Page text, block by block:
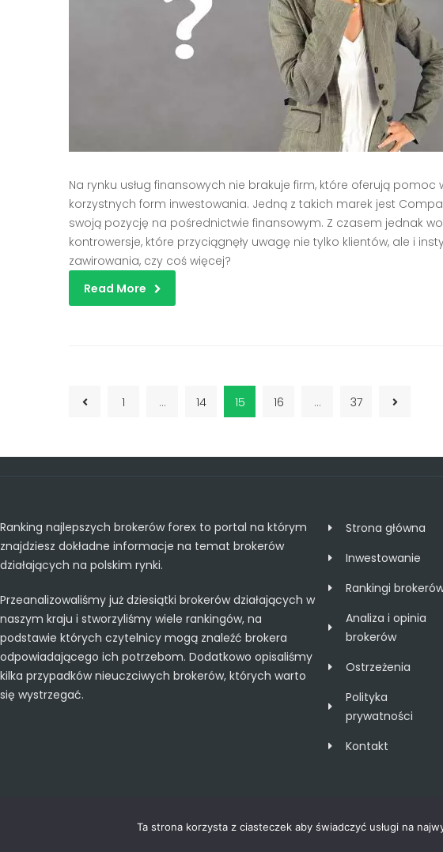
Na rynku usług finansowych nie brakuje firm, które oferują pomoc
korzystnych form inwestowania. Jedną z takich marek jest
swoją pozycję na pośrednictwie finansowym. Z czasem jednak
kontrowersje, które przyciągnęły uwagę nie tylko klientów, ale i
zawirowania, czy coś więcej?
Read More
1 … 14 15 16 … 37
Ranking najlepszych brokerów forex to portal na którym
znajdziesz dokładne informacje na temat brokerów
działających na polskim rynki.
Przeanalizowaliśmy już dziesiątki brokerów działających w
naszym kraju i stworzyliśmy wiele rankingów, na
podstawie których czytelnicy mogą znaleźć brokera
odpowiadającego ich potrzebom. Dodatkowo opisaliśmy
kilka przypadków nieuczciwych brokerów, których warto
się wystrzegać.
Strona główna
Inwestowanie
Rankingi
Analiza i opinia
brokerów
Ostrzeżenia
Polityka
prywatności
Kontakt
Copyright 2020 Ranking najlepszych brokerów forex
Ta strona korzysta z ciasteczek aby świadczyć usługi na